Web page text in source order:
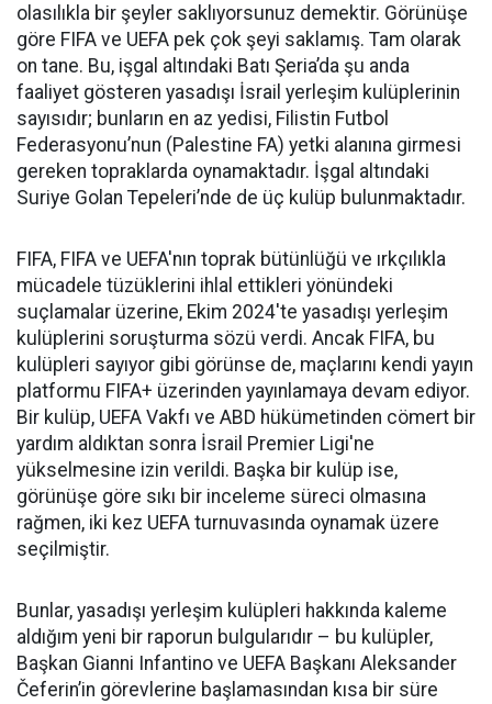
olasılıkla bir şeyler saklıyorsunuz demektir. Görünüşe
göre FIFA ve UEFA pek çok şeyi saklamış. Tam olarak
on tane. Bu, işgal altındaki Batı Şeria’da şu anda
faaliyet gösteren yasadışı İsrail yerleşim kulüplerinin
sayısıdır; bunların en az yedisi, Filistin Futbol
Federasyonu’nun (Palestine FA) yetki alanına girmesi
gereken topraklarda oynamaktadır. İşgal altındaki
Suriye Golan Tepeleri’nde de üç kulüp bulunmaktadır.
FIFA, FIFA ve UEFA'nın toprak bütünlüğü ve ırkçılıkla
mücadele tüzüklerini ihlal ettikleri yönündeki
suçlamalar üzerine, Ekim 2024'te yasadışı yerleşim
kulüplerini soruşturma sözü verdi. Ancak FIFA, bu
kulüpleri sayıyor gibi görünse de, maçlarını kendi yayın
platformu FIFA+ üzerinden yayınlamaya devam ediyor.
Bir kulüp, UEFA Vakfı ve ABD hükümetinden cömert bir
yardım aldıktan sonra İsrail Premier Ligi'ne
yükselmesine izin verildi. Başka bir kulüp ise,
görünüşe göre sıkı bir inceleme süreci olmasına
rağmen, iki kez UEFA turnuvasında oynamak üzere
seçilmiştir.
Bunlar, yasadışı yerleşim kulüpleri hakkında kaleme
aldığım yeni bir raporun bulgularıdır – bu kulüpler,
Başkan Gianni Infantino ve UEFA Başkanı Aleksander
Čeferin’in görevlerine başlamasından kısa bir süre